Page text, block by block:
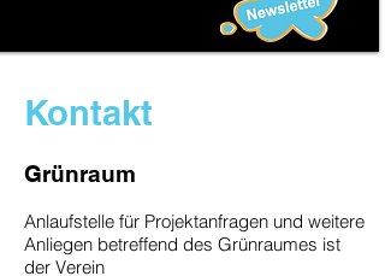
Kontakt
Grünraum
Anlaufstelle für Projektanfragen und weitere
Anliegen betreffend des Grünraumes ist
der Verein